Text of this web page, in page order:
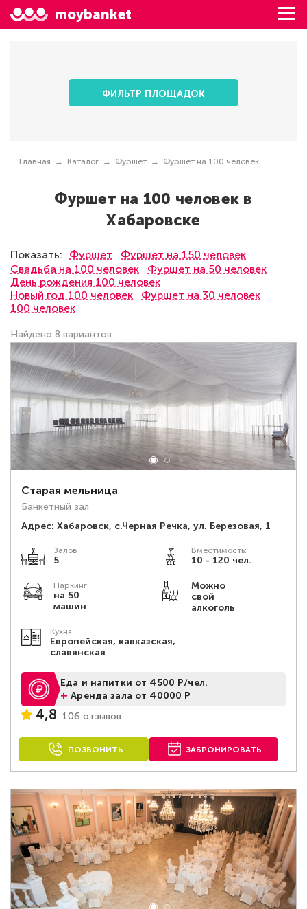
moybanket
ФИЛЬТР ПЛОЩАДОК
Главная Каталог Фуршет Фуршет на 100 человек
Фуршет на 100 человек в
Хабаровске
Показать: Фуршет
Фуршет на 150 человек
Свадьба на 100 человек
Фуршет на 50 человек
День рождения 100 человек
Новый год 100 человек
Фуршет на 30 человек
100 человек
Найдено 8 вариантов
Старая мельница
Банкетный зал
Адрес: Хабаровск, с.Черная Речка, ул. Березовая, 1
Залов
5
Вместимость:
10 - 120 чел.
Паркинг
на 50
машин
Можно
свой
алкоголь
Кухня
Европейская, кавказская,
славянская
Еда и напитки от 4500 Р/чел.
+Аренда зала от 40000 Р
4,8 106 отзывов
ПОЗВОНИТЬ ЗАБРОНИРОВАТЬ